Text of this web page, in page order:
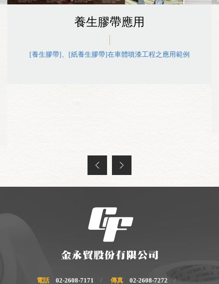
養生膠帶應用
[養生膠帶]、[紙養生膠帶]在車體噴漆工程之應用範例
電話 02-2608-7171 傳真 02-2608-7272